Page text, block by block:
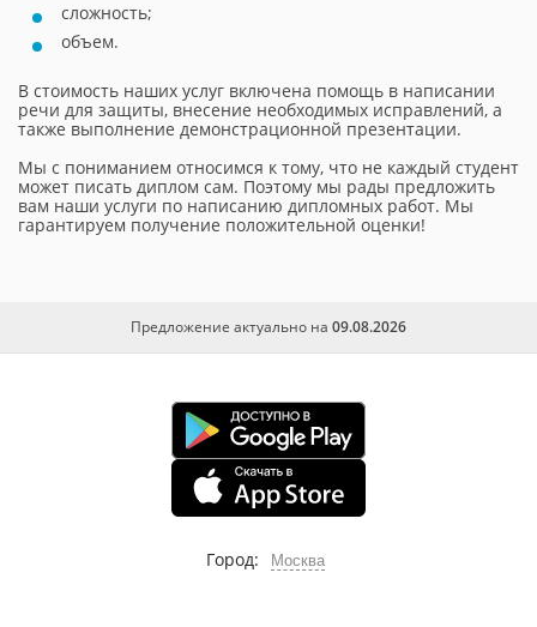
сложность;
объем.
В стоимость наших услуг включена помощь в написании
речи для защиты, внесение необходимых исправлений, а
также выполнение демонстрационной презентации.
Мы с пониманием относимся к тому, что не каждый студент
может писать диплом сам. Поэтому мы рады предложить
вам наши услуги по написанию дипломных работ. Мы
гарантируем получение положительной оценки!
Предложение актуально на 09.08.2026
Город: Москва